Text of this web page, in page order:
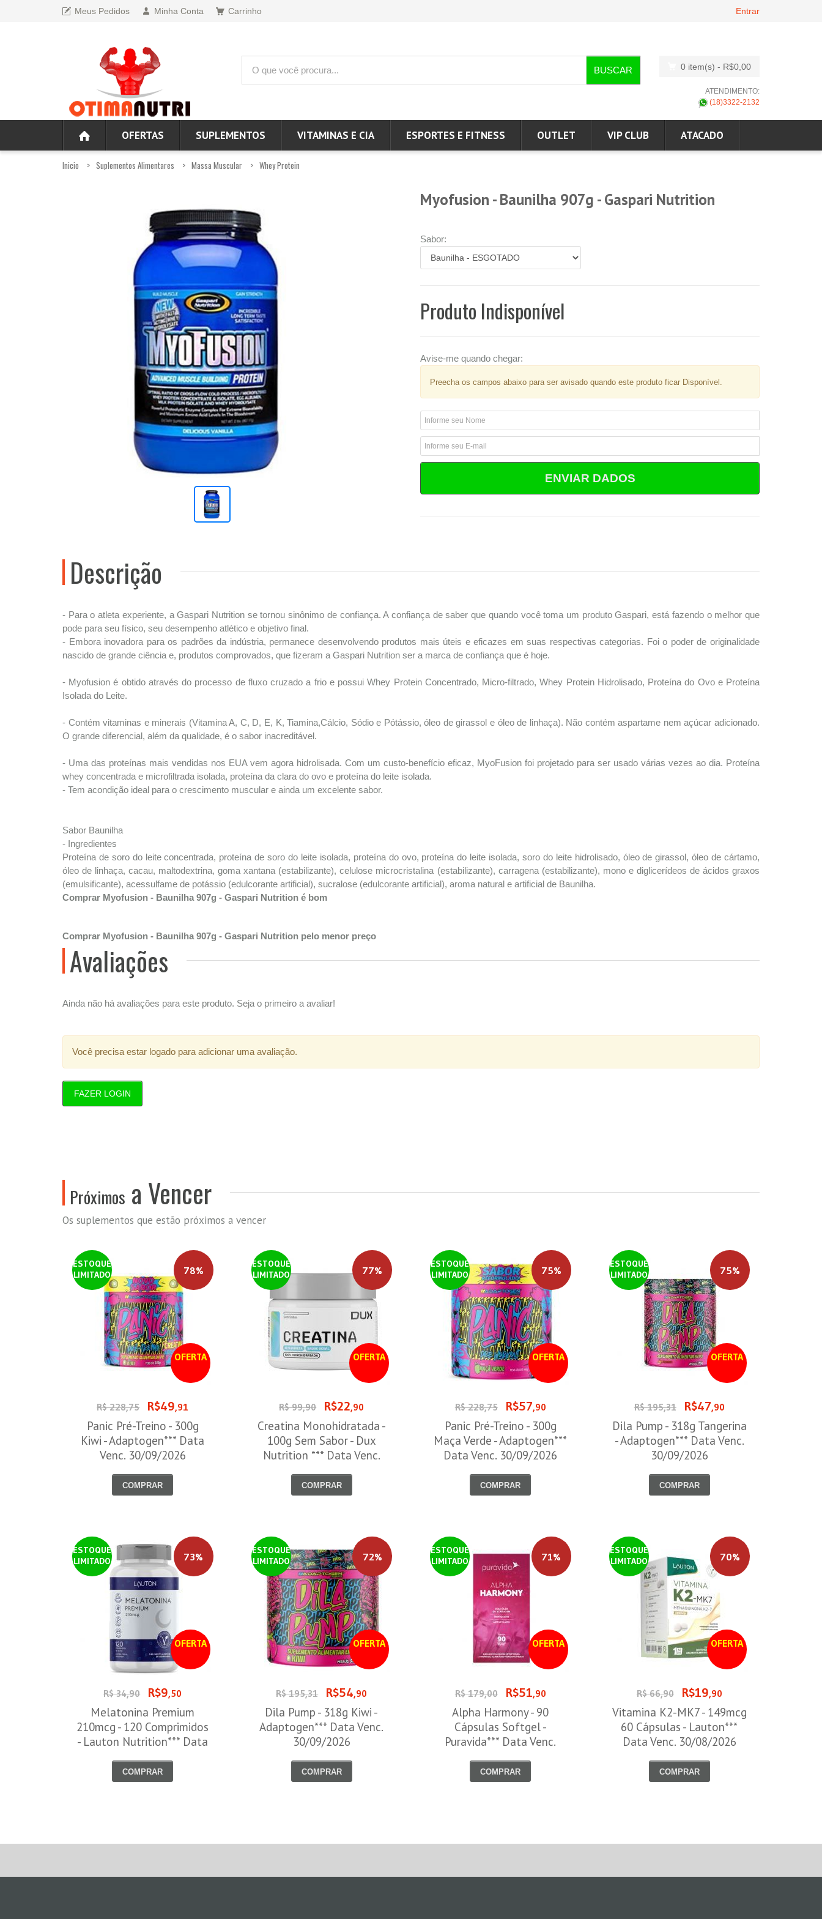
Meus Pedidos Minha Conta Carrinho Entrar
BUSCAR 0 item(s) - R$0,00
ATENDIMENTO:
(18)3322-2132
OFERTAS SUPLEMENTOS VITAMINAS E CIA ESPORTES E FITNESS OUTLET VIP CLUB ATACADO
Inicio Suplementos Alimentares Massa Muscular Whey Protein
Myofusion - Baunilha 907g - Gaspari Nutrition
Sabor:
Produto Indisponível
Avise-me quando chegar:
Preecha os campos abaixo para ser avisado quando este produto ficar Disponível.
ENVIAR DADOS
Descrição
- Para o atleta experiente, a Gaspari Nutrition se tornou sinônimo de confiança. A confiança de saber que quando você toma um produto Gaspari, está fazendo o melhor que
pode para seu físico, seu desempenho atlético e objetivo final.
- Embora inovadora para os padrões da indústria, permanece desenvolvendo produtos mais úteis e eficazes em suas respectivas categorias. Foi o poder de originalidade
nascido de grande ciência e, produtos comprovados, que fizeram a Gaspari Nutrition ser a marca de confiança que é hoje.
- Myofusion é obtido através do processo de fluxo cruzado a frio e possui Whey Protein Concentrado, Micro-filtrado, Whey Protein Hidrolisado, Proteína do Ovo e Proteína
Isolada do Leite.
- Contém vitaminas e minerais (Vitamina A, C, D, E, K, Tiamina,Cálcio, Sódio e Pótássio, óleo de girassol e óleo de linhaça). Não contém aspartame nem açúcar adicionado.
O grande diferencial, além da qualidade, é o sabor inacreditável.
- Uma das proteínas mais vendidas nos EUA vem agora hidrolisada. Com um custo-benefício eficaz, MyoFusion foi projetado para ser usado várias vezes ao dia. Proteína
whey concentrada e microfiltrada isolada, proteína da clara do ovo e proteína do leite isolada.
- Tem acondição ideal para o crescimento muscular e ainda um excelente sabor.
Sabor Baunilha
- Ingredientes
Proteína de soro do leite concentrada, proteína de soro do leite isolada, proteína do ovo, proteína do leite isolada, soro do leite hidrolisado, óleo de girassol, óleo de cártamo,
óleo de linhaça, cacau, maltodextrina, goma xantana (estabilizante), celulose microcristalina (estabilizante), carragena (estabilizante), mono e diglicerídeos de ácidos graxos
(emulsificante), acessulfame de potássio (edulcorante artificial), sucralose (edulcorante artificial), aroma natural e artificial de Baunilha.
Comprar Myofusion - Baunilha 907g - Gaspari Nutrition é bom
Comprar Myofusion - Baunilha 907g - Gaspari Nutrition pelo menor preço
Avaliações
Ainda não há avaliações para este produto. Seja o primeiro a avaliar!
Você precisa estar logado para adicionar uma avaliação.
FAZER LOGIN
Próximos a Vencer
Os suplementos que estão próximos a vencer
ESTOQUE
LIMITADO
OFERTA
78%
R$ 228,75 R$49,91
Panic Pré-Treino - 300g
Kiwi - Adaptogen*** Data
Venc. 30/09/2026
COMPRAR
ESTOQUE
LIMITADO
OFERTA
77%
R$ 99,90 R$22,90
Creatina Monohidratada -
100g Sem Sabor - Dux
Nutrition *** Data Venc.
COMPRAR
ESTOQUE
LIMITADO
OFERTA
75%
R$ 228,75 R$57,90
Panic Pré-Treino - 300g
Maça Verde - Adaptogen***
Data Venc. 30/09/2026
COMPRAR
ESTOQUE
LIMITADO
OFERTA
75%
R$ 195,31 R$47,90
Dila Pump - 318g Tangerina
- Adaptogen*** Data Venc.
30/09/2026
COMPRAR
ESTOQUE
LIMITADO
OFERTA
73%
R$ 34,90 R$9,50
Melatonina Premium
210mcg - 120 Comprimidos
- Lauton Nutrition*** Data
COMPRAR
ESTOQUE
LIMITADO
OFERTA
72%
R$ 195,31 R$54,90
Dila Pump - 318g Kiwi -
Adaptogen*** Data Venc.
30/09/2026
COMPRAR
ESTOQUE
LIMITADO
OFERTA
71%
R$ 179,00 R$51,90
Alpha Harmony - 90
Cápsulas Softgel -
Puravida*** Data Venc.
COMPRAR
ESTOQUE
LIMITADO
OFERTA
70%
R$ 66,90 R$19,90
Vitamina K2-MK7 - 149mcg
60 Cápsulas - Lauton***
Data Venc. 30/08/2026
COMPRAR